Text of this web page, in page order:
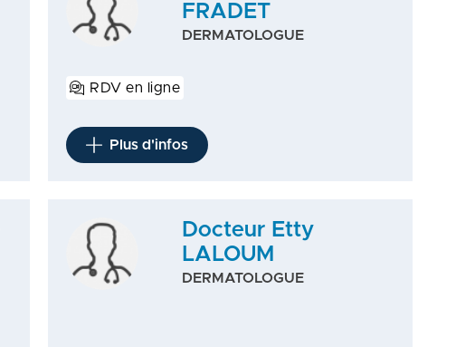
FRADET
DERMATOLOGUE
RDV en ligne
Plus d'infos
Docteur Etty
LALOUM
DERMATOLOGUE